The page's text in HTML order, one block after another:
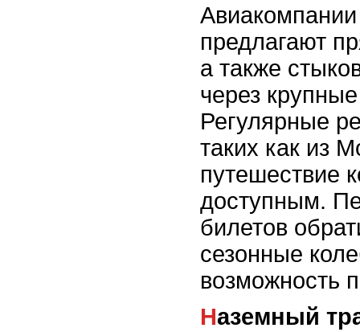
предлагают
а также
через
Регулярные
таких как из
путешествие
доступным.
билетов
сезонные
возможность
Наземный